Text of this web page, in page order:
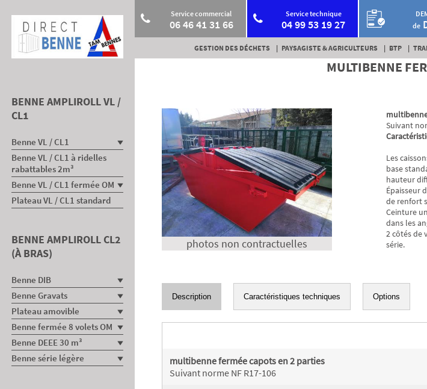
BENNE AMPLIROLL VL /
CL1
Benne VL / CL1
Benne VL / CL1 à ridelles
rabattables 2m³
Benne VL / CL1 fermée OM
Plateau VL / CL1 standard
BENNE AMPLIROLL CL2
(À BRAS)
Benne DIB
Benne Gravats
Plateau amovible
Benne fermée 8 volets OM
Benne DEEE 30 m³
Benne série légère
Service commercial
06 46 41 31 66
Service technique
04 99 53 19 27
de
GESTION DES DÉCHETS PAYSAGISTE & AGRICULTEURS BTP
MULTIBENNE
photos non contractuelles
Suivant
Les
base
hauteur
Épaisseur
de renfort
Ceinture
dans les
2 côtés de
série.
Description Caractéristiques techniques Options
multibenne fermée capots en 2 parties
Suivant norme NF R17-106